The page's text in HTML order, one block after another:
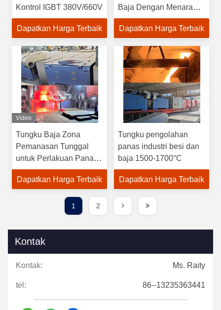
Kontrol IGBT 380V/660V
Dapatkan Harga Terbaik
Baja Dengan Menara
Pendingin Tertutup
Dapatkan Harga Terbaik
Video
Tungku Baja Zona
Pemanasan Tunggal
untuk Perlakuan Panas
di Sektor Industri
Dapatkan Harga Terbaik
Tungku pengolahan
panas industri besi dan
baja 1500-1700°C
Dapatkan Harga Terbaik
1 2
Kontak
Kontak: Ms. Raity
tel: 86--13235363441